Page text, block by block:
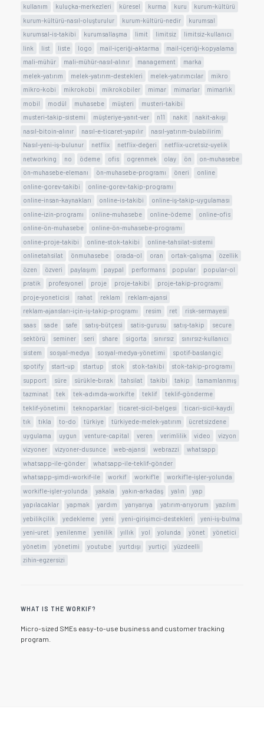
kullanım
kuluçka-merkezleri küresel kurma kuru
kurum-kültürü
kurum-kültürü-nasıl-oluşturulur
kurum-kültürü-nedir
kurumsal
kurumsal-is-takibi
kurumsallaşma limit limitsiz
limitsiz-kullanıcı
link
list liste logo mail-içeriği-aktarma
mail-içeriği-kopyalama
mali-mühür
mali-mühür-nasıl-alınır management
marka
melek-yatırım
melek-yatırım-destekleri melek-yatırımcılar
mikro
mikro-kobi
mikrokobi mikrokobiler mimar mimarlar
mimarlık
mobil
modül muhasebe müşteri
musteri-takibi
musteri-takip-sistemi
müşteriye-yanıt-ver n11 nakit
nakit-akışı
nasıl-bitoin-alınır
nasıl-e-ticaret-yapılır
nasıl-yatırım-bulabilirim
Nasıl-yeni-iş-bulunur
netflix netflix-değeri
netflix-ucretsiz-uyelik
networking
no ödeme ofis ogrenmek olay ön
on-muhasebe
ön-muhasebe-elemanı
ön-muhasebe-programı öneri
online
online-gorev-takibi
online-gorev-takip-programı
online-insan-kaynakları
online-is-takibi
online-iş-takip-uygulaması
online-izin-programı
online-muhasebe online-ödeme
online-ofis
online-ön-muhasebe
online-ön-muhasebe-programı
online-proje-takibi
online-stok-takibi
online-tahsilat-sistemi
onlinetahsilat
önmuhasebe orada-ol oran ortak-çalışma
özellik
özen
özveri paylaşım paypal performans popular
popular-ol
pratik
profesyonel proje proje-takibi
proje-takip-programı
proje-yoneticisi
rahat reklam
reklam-ajansi
reklam-ajansları-için-iş-takip-programı
resim ret
risk-sermayesi
saas
sade safe satış-bütçesi satis-gurusu satış-takip
secure
sektörü
seminer seri share sigorta sınırsız
sınırsız-kullanıcı
sistem
sosyal-medya sosyal-medya-yönetimi
spotif-baslangic
spotify
start-up startup stok stok-takibi
stok-takip-programı
support
süre sürükle-bırak tahsilat takibi takip
tamamlanmış
tazminat
tek tek-adımda-workifte teklif
teklif-gönderme
teklif-yönetimi
teknoparklar ticaret-sicil-belgesi
ticari-sicil-kaydi
tık
tıkla to-do türkiye türkiyede-melek-yatırım
ücretsizdene
uygulama
uygun venture-capital veren verimlilik video
vizyon
vizyoner
vizyoner-dusunce web-ajansi webrazzi
whatsapp
whatsapp-ile-gönder
whatsapp-ile-teklif-gönder
whatsapp-şimdi-workif-ile
workif workif'le
workif'le-işler-yolunda
workifle-işler-yolunda
yakala yakın-arkadaş yalın
yap
yapılacaklar
yapmak yardım yarıyarıya yatırım-arıyorum
yazılım
yebilikçilik
yedekleme yeni yeni-girişimci-destekleri
yeni-iş-bulma
yeni-uret
yenilenme yenilik yıllık yol yolunda yönet
yönetici
yönetim
yönetimi youtube yurtdışı yurtiçi
yüzdeelli
zihin-egzersizi
WHAT IS THE WORKIF?
Micro-sized SMEs easy-to-use business and customer tracking
program.